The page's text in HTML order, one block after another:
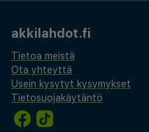
akkilahdot.fi
Tietoa meistä
Ota yhteyttä
Usein kysytyt kysymykset
Tietosuojakäytäntö